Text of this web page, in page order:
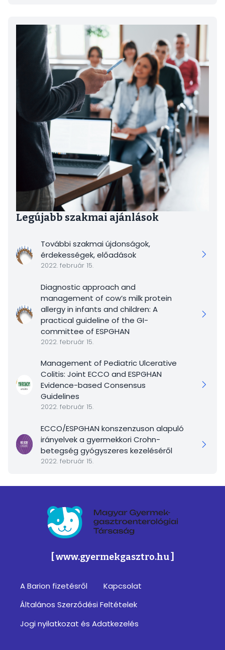
Legújabb szakmai ajánlások
További szakmai újdonságok,
érdekességek, előadások
2022. február 15.
Diagnostic approach and
management of cow’s milk protein
allergy in infants and children: A
practical guideline of the GI-
committee of ESPGHAN
2022. február 15.
Management of Pediatric Ulcerative
Colitis: Joint ECCO and ESPGHAN
Evidence-based Consensus
Guidelines
2022. február 15.
ECCO/ESPGHAN konszenzuson alapuló
irányelvek a gyermekkori Crohn-
betegség gyógyszeres kezeléséről
2022. február 15.
[ www.gyermekgasztro.hu ]
A Barion fizetésről
Kapcsolat
Általános Szerződési Feltételek
Jogi nyilatkozat és Adatkezelés